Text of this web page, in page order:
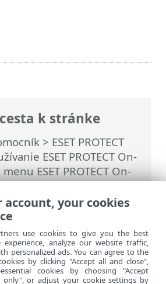
k stránke
> ESET PROTECT
ESET PROTECT On-
ESET PROTECT On-
Klientske úlohy>
pamäte ESET
account, your cookies
use cookies to give you the best
experience, analyze our website traffic,
personalized ads. You can agree to the
by clicking "Accept all and close",
cookies by choosing "Accept
only", or adjust your cookie settings by